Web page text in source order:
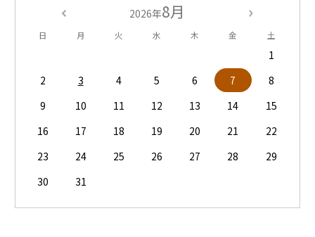
2026年8月
日 月 火 水 木 金 土
1
2
3 4 5 6 7
8
9
10 11 12 13 14
15
16
17 18 19 20 21
22
23
24 25 26 27 28
29
30
31